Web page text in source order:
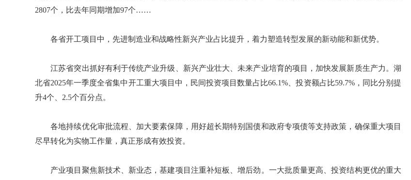
2807个，比去年同期增加97个……
各省开工项目中，先进制造业和战略性新兴产业占比提升，着力塑造转型发展的新动能和新优势。
江苏省突出抓好有利于传统产业升级、新兴产业壮大、未来产业培育的项目，加快发展新质生产力。湖
北省2025年一季度全省集中开工重大项目中，民间投资项目数量占比66.1%、投资额占比59.7%，同比分别提
升4个、2.5个百分点。
各地持续优化审批流程、加大要素保障，用好超长期特别国债和政府专项债等支持政策，确保重大项目
尽早转化为实物工作量，真正形成有效投资。
产业项目聚焦新技术、新业态，基建项目注重补短板、增后劲。一大批质量更高、投资结构更优的重大